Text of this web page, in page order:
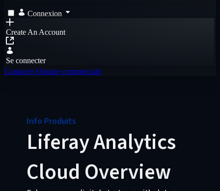
Connexion
Create An Account
Se connecter
Contacter l'équipe commerciale
Info Produits
Liferay Analytics
Cloud Overview